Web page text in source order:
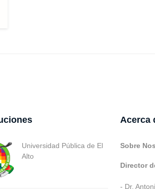
Universidad Pública de El
Alto
Acerca
Sobre
Director
- Dr.